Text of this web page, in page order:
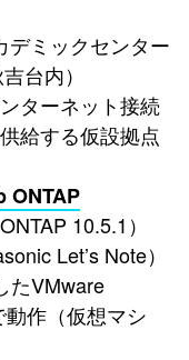
デミックセンター
台内）
ターネット接続
給する仮設拠点
ONTAP
10.5.1）
Let’s Note）
たVMware
作（仮想マシ